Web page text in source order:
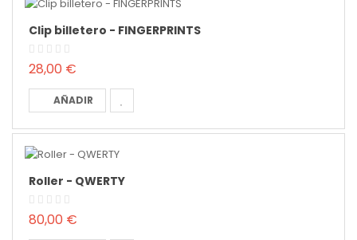
Clip billetero - FINGERPRINTS
28,00 €
AÑADIR
Roller - QWERTY
80,00 €